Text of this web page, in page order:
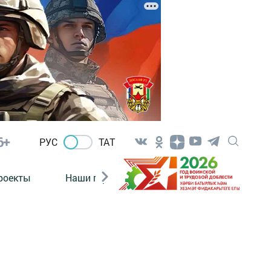
РУС ТАТ
Наши герои Нормативно-правовые